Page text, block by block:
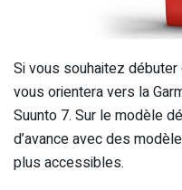
Si vous souhaitez
vous orientera vers la
Suunto 7. Sur le modèle
d’avance avec des
plus accessibles.